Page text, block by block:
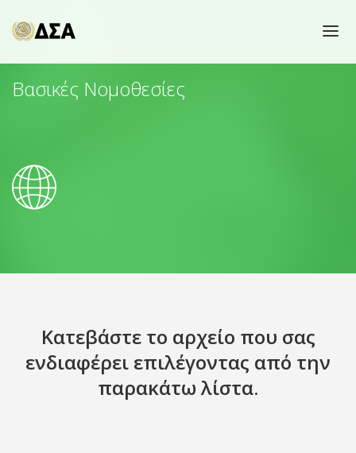
ΕΠΙΚΟΙΝΩΝΙΑ
Βασικές Νομοθεσίες
Κατεβάστε το αρχείο που σας
ενδιαφέρει επιλέγοντας από την
παρακάτω λίστα.